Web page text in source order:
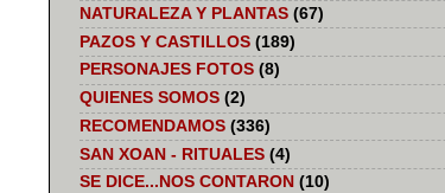
NATURALEZA Y PLANTAS (67)
PAZOS Y CASTILLOS (189)
PERSONAJES FOTOS (8)
QUIENES SOMOS (2)
RECOMENDAMOS (336)
SAN XOAN - RITUALES (4)
SE DICE...NOS CONTARON (10)